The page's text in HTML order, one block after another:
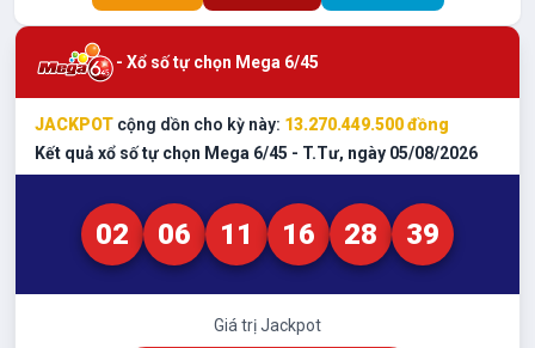
- Xổ số tự chọn Mega 6/45
JACKPOT cộng dồn cho kỳ này: 13.270.449.500đồng
Kết quả xổ số tự chọn Mega 6/45 - T.Tư, ngày 05/08/2026
02 06 11 16 28 39
Giá trị Jackpot